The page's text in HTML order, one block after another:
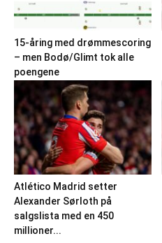
15-åring med drømmescoring
– men Bodø/Glimt tok alle
poengene
Atlético Madrid setter
Alexander Sørloth på
salgslista med en 450
millioner...